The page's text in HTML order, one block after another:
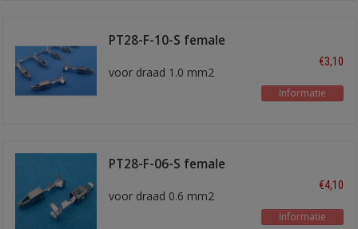
PT28-F-10-S female
voor draad 1.0 mm2
€3,10
Informatie
PT28-F-06-S female
voor draad 0.6 mm2
€4,10
Informatie